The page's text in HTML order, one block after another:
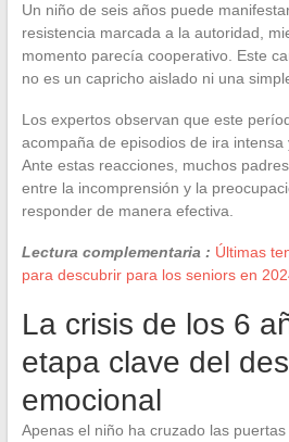
Un niño de seis años puede
resistencia marcada a la autoridad,
momento parecía cooperativo. Este
no es un capricho aislado ni una
Los expertos observan que este
acompaña de episodios de ira intensa
Ante estas reacciones, muchos
entre la incomprensión y la
responder de manera efectiva.
Lectura complementaria : Últimas
para descubrir para los seniors en
La crisis de los 6
etapa clave del
emocional
Apenas el niño ha cruzado las puertas